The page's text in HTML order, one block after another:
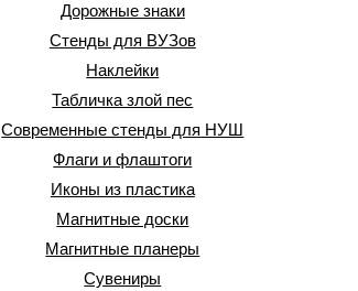
Дорожные знаки
Стенды для ВУЗов
Наклейки
Табличка злой пес
Современные стенды для НУШ
Флаги и флаштоги
Иконы из пластика
Магнитные доски
Магнитные планеры
Сувениры